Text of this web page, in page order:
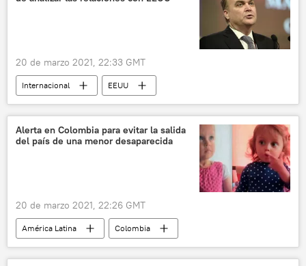
20 de marzo 2021, 22:33 GMT
Internacional
EEUU
Anatoli Antónov
Rusia
Alerta en Colombia para evitar la salida
del país de una menor desaparecida
20 de marzo 2021, 22:26 GMT
América Latina
Colombia
trata de personas